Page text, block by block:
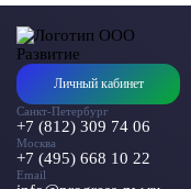
Личный кабинет
Санкт-Петербург
+7 (812) 309 74 06
Москва
+7 (495) 668 10 22
Email